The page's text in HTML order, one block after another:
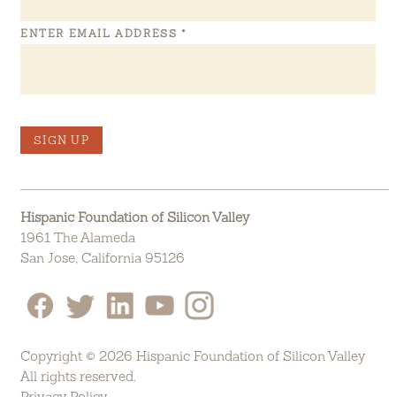
ENTER EMAIL ADDRESS *
SIGN UP
Hispanic Foundation of Silicon Valley
1961 The Alameda
San Jose, California 95126
Copyright © 2026 Hispanic Foundation of Silicon Valley
All rights reserved.